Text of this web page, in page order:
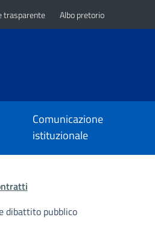
trasparente Albo pretorio
Comunicazione
istituzionale
dibattito pubblico